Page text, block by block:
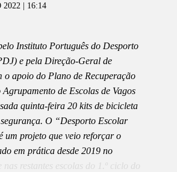
2022 | 16:14
Instituto Português do Desporto
e pela Direção-Geral de
o apoio do Plano de Recuperação
Agrupamento de Escolas de Vagos
quinta-feira 20 kits de bicicleta
segurança. O “Desporto Escolar
um projeto que veio reforçar o
em prática desde 2019 no
nas restantes escolas do 1.º ciclo do